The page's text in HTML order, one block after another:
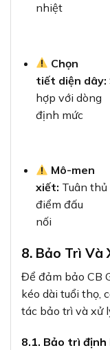
nhiệt
Chọn
tiết diện dây:
hợp với dòng
định mức
Mô-men
xiết: Tuân
điểm đấu
nối
8. Bảo Trì Và
Để đảm bảo CB
kéo dài tuổi thọ,
tác bảo trì và xử
8.1. Bảo trì định